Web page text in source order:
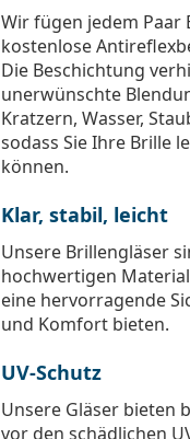
Wir fügen jedem Paar
kostenlose
Die Beschichtung
unerwünschte
Kratzern, Wasser,
sodass Sie Ihre Brille
können.
Klar, stabil, leicht
Unsere Brillengläser
hochwertigen
eine hervorragende
und Komfort bieten.
UV-Schutz
Unsere Gläser bieten
vor den schädlichen